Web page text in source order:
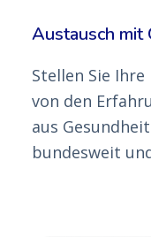
Austausch mit
Stellen Sie
von den
aus
bundesweit